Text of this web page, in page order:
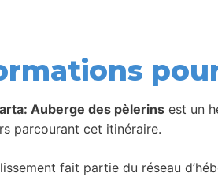
Auberge des pèlerins est un
parcourant cet itinéraire.
fait partie du réseau